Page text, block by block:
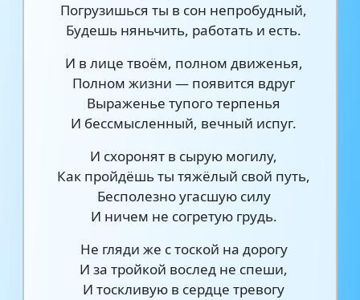
Погрузишься ты в сон непробудный,
Будешь няньчить, работать и есть.
И в лице твоём, полном движенья,
Полном жизни — появится вдруг
Выраженье тупого терпенья
И бессмысленный, вечный испуг.
И схоронят в сырую могилу,
Как пройдёшь ты тяжёлый свой путь,
Бесполезно угасшую силу
И ничем не согретую грудь.
Не гляди же с тоской на дорогу
И за тройкой вослед не спеши,
И тоскливую в сердце тревогу